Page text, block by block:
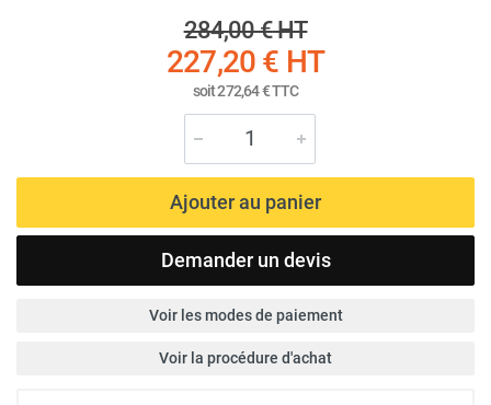
284,00 €HT
227,20 € HT
soit272,64 €TTC
Ajouter au panier
Demander un devis
Voir les modes de paiement
Voir la procédure d'achat